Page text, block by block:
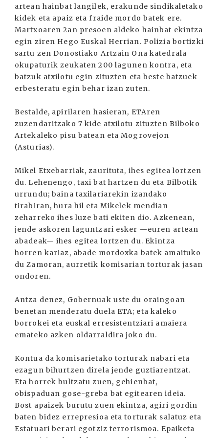
artean hainbat langilek, erakunde sindikaletako
kidek eta apaiz eta fraide mordo batek ere.
Martxoaren 2an presoen aldeko hainbat ekintza
egin ziren Hego Euskal Herrian. Polizia bortizki
sartu zen Donostiako Artzain Ona katedrala
okupaturik zeukaten 200 lagunen kontra, eta
batzuk atxilotu egin zituzten eta beste batzuek
erbesteratu egin behar izan zuten.
Bestalde, apirilaren hasieran, ETAren
zuzendaritzako 7 kide atxilotu zituzten Bilboko
Artekaleko pisu batean eta Mogrovejon
(Asturias).
Mikel Etxebarriak, zaurituta, ihes egitea lortzen
du. Lehenengo, taxi bat hartzen du eta Bilbotik
urrundu; baina taxilariarekin izandako
tirabiran, hura hil eta Mikelek mendian
zeharreko ihes luze bati ekiten dio. Azkenean,
jende askoren laguntzari esker —euren artean
abadeak— ihes egitea lortzen du. Ekintza
horren kariaz, abade mordoxka batek amaituko
du Zamoran, aurretik komisarian torturak jasan
ondoren.
Antza denez, Gobernuak uste du oraingoan
benetan menderatu duela ETA; eta kaleko
borrokei eta euskal erresistentziari amaiera
emateko azken oldarraldira joko du.
Kontua da komisarietako torturak nabari eta
ezagun bihurtzen direla jende guztiarentzat.
Eta horrek bultzatu zuen, gehienbat,
obispaduan gose-greba bat egitearen ideia.
Bost apaizek burutu zuen ekintza, agiri gordin
baten bidez errepresioa eta torturak salatuz eta
Estatuari berari egotziz terrorismoa. Epaiketa